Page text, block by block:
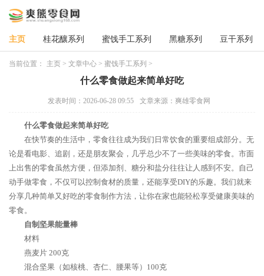
主页 桂花釀系列 蜜饯手工系列 黑糖系列 豆干系列
当前位置： 主页 > 文章中心 > 蜜饯手工系列 >
什么零食做起来简单好吃
发表时间：2026-06-28 09:55 文章来源：爽雄零食网
什么零食做起来简单好吃
在快节奏的生活中，零食往往成为我们日常饮食的重要组成部分。无
论是看电影、追剧，还是朋友聚会，几乎总少不了一些美味的零食。市面
上出售的零食虽然方便，但添加剂、糖分和盐分往往让人感到不安。自己
动手做零食，不仅可以控制食材的质量，还能享受DIY的乐趣。我们就来
分享几种简单又好吃的零食制作方法，让你在家也能轻松享受健康美味的
零食。
自制坚果能量棒
材料
燕麦片 200克
混合坚果（如核桃、杏仁、腰果等）100克